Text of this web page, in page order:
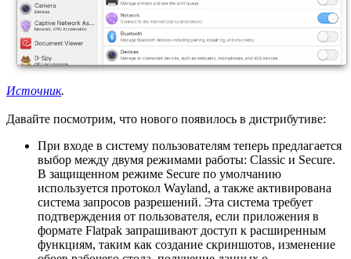
Источник.
Давайте посмотрим, что нового появилось в дистрибутиве:
При входе в систему пользователям теперь предлагается
выбор между двумя режимами работы: Classic и Secure.
В защищенном режиме Secure по умолчанию
используется протокол Wayland, а также активирована
система запросов разрешений. Эта система требует
подтверждения от пользователя, если приложения в
формате Flatpak запрашивают доступ к расширенным
функциям, таким как создание скриншотов, изменение